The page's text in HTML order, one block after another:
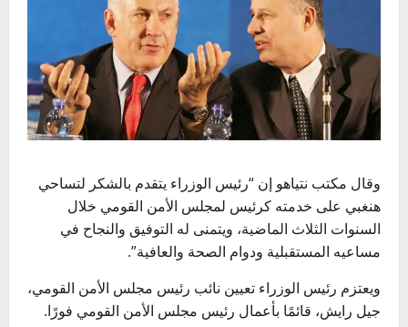
وقال مكتب نتياهو إن “رئيس الوزراء يتقدم بالشكر لتساحي
هنغبي على خدمته كرئيس لمجلس الأمن القومي خلال
السنوات الثلاث الماضية، ويتمنى له التوفيق والنجاح في
مساعيه المستقبلية ودوام الصحة والعافية”.
ويعتزم رئيس الوزراء تعيين نائب رئيس مجلس الأمن القومي،
جيل رايش، قائمًا بأعمال رئيس مجلس الأمن القومي فورًا.